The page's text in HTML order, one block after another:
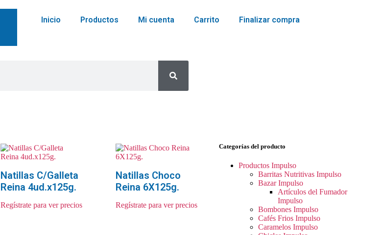
Inicio Productos Mi cuenta Carrito Finalizar compra
Natillas C/Galleta
Reina 4ud.x125g.
Regístrate para ver precios
Natillas Choco
Reina 6X125g.
Regístrate para ver precios
Categorías del producto
Productos Impulso
Barritas Nutritivas Impulso
Bazar Impulso
Artículos del Fumador
Impulso
Bombones Impulso
Cafés Frios Impulso
Caramelos Impulso